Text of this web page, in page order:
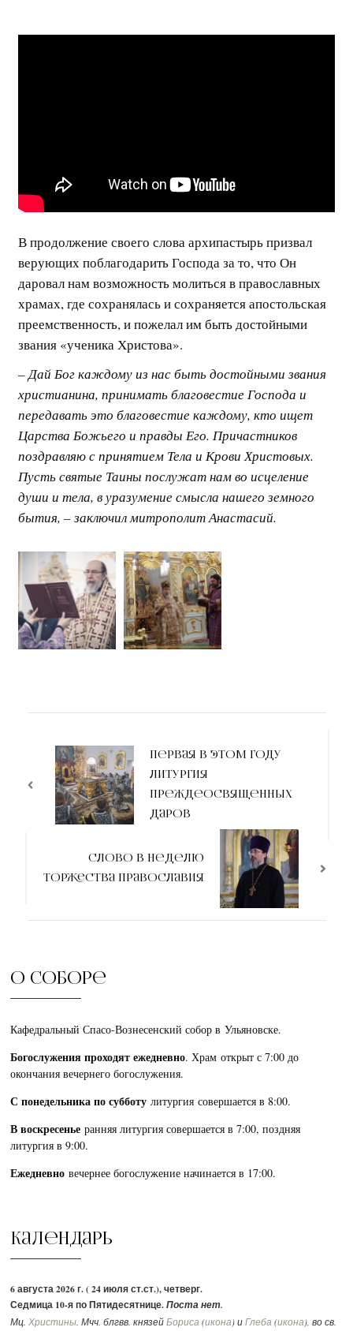
В продолжение своего слова архипастырь призвал
верующих поблагодарить Господа за то, что Он
даровал нам возможность молиться в православных
храмах, где сохранялась и сохраняется апостольская
преемственность, и пожелал им быть достойными
звания «ученика Христова».
– Дай Бог каждому из нас быть достойными звания
христианина, принимать благовестие Господа и
передавать это благовестие каждому, кто ищет
Царства Божьего и правды Его. Причастников
поздравляю с принятием Тела и Крови Христовых.
Пусть святые Таины послужат нам во исцеление
души и тела, в уразумение смысла нашего земного
бытия, – заключил митрополит Анастасий.
Первая в этом году
Литургия
Преждеосвященных
Даров
Слово в Неделю
Торжества Православия
О соборе
Кафедральный Спасо-Вознесенский собор в Ульяновске.
Богослужения проходят ежедневно. Храм открыт с 7:00 до
окончания вечернего богослужения.
С понедельника по субботулитургия совершается в 8:00.
В воскресеньеранняя литургия совершается в 7:00, поздняя
литургия в 9:00.
Ежедневновечернее богослужение начинается в 17:00.
Календарь
6 августа 2026 г. ( 24 июля ст.ст.), четверг.
Седмица 10-я по Пятидесятнице.Поста нет.
Мц.Христины. Мчч. блгвв. князейБориса (икона) иГлеба (икона), во св.